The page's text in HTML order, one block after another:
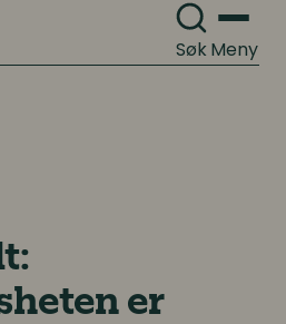
SøkMeny
er